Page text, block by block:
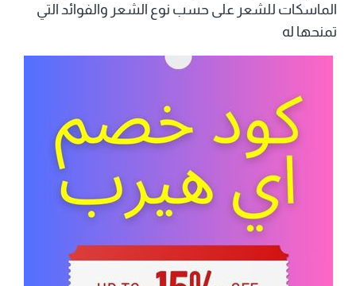
الماسكات للشعر على حسب نوع الشعر والفوائد التي
تمنحها له